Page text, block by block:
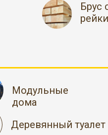
Брус
рейки
Деревянный туалет
Модульные
дома